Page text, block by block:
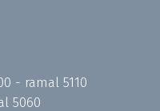
- ramal 5110
5060